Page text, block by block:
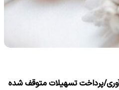
پرداخت تسهیلات متوقف شده